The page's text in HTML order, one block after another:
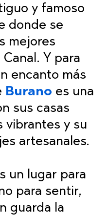
y famoso
donde se
mejores
Y para
encanto más
Burano es una
sus casas
vibrantes y su
artesanales.
un lugar para
para sentir,
guarda la